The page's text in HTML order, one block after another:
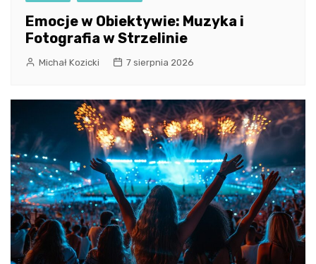
Emocje w Obiektywie: Muzyka i
Fotografia w Strzelinie
Michał Kozicki 7 sierpnia 2026